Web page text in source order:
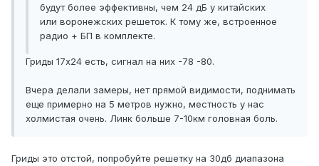
будут более эффективны, чем 24 дБ у китайских
или воронежских решеток. К тому же, встроенное
радио + БП в комплекте.
Гриды 17x24 есть, сигнал на них -78 -80.
Вчера делали замеры, нет прямой видимости, поднимать
еще примерно на 5 метров нужно, местность у нас
холмистая очень. Линк больше 7-10км головная боль.
Гриды это отстой, попробуйте решетку на 30дб диапазона